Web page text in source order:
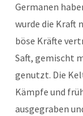
Germanen
wurde die Kraft
böse Kräfte
Saft, gemischt
genutzt. Die
Kämpfe und
ausgegraben